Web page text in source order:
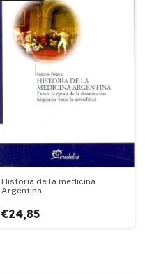
Historia de la medicina
Argentina
€24,85